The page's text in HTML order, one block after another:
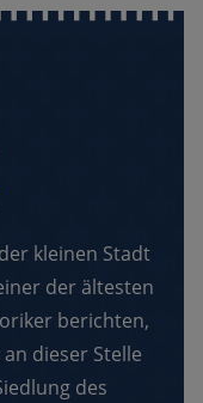
kleinen Stadt
der ältesten
berichten,
dieser Stelle
des